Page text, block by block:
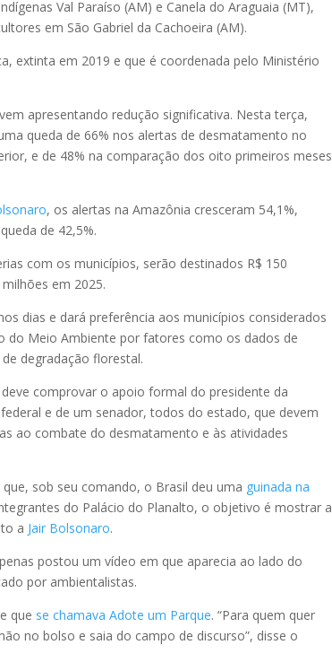
Val Paraíso (AM) e Canela do Araguaia (MT),
em São Gabriel da Cachoeira (AM).
extinta em 2019 e que é coordenada pelo Ministério
apresentando redução significativa. Nesta terça,
queda de 66% nos alertas de desmatamento no
e de 48% na comparação dos oito primeiros meses
, os alertas na Amazônia cresceram 54,1%,
de 42,5%.
com os municípios, serão destinados R$ 150
em 2025.
dias e dará preferência aos municípios considerados
do Meio Ambiente por fatores como os dados de
degradação florestal.
comprovar o apoio formal do presidente da
e de um senador, todos do estado, que devem
ao combate do desmatamento e às atividades
sob seu comando, o Brasil deu uma guinada na
do Palácio do Planalto, o objetivo é mostrar a
a Jair Bolsonaro.
postou um vídeo em que aparecia ao lado do
por ambientalistas.
que se chamava Adote um Parque. “Para quem quer
no bolso e saia do campo de discurso”, disse o